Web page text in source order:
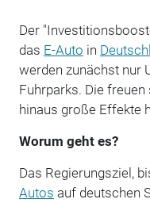
Der
das E-Auto in
werden zunächst nur
Fuhrparks. Die
hinaus große Effekte
Worum geht es?
Das Regierungsziel,
Autos auf deutschen